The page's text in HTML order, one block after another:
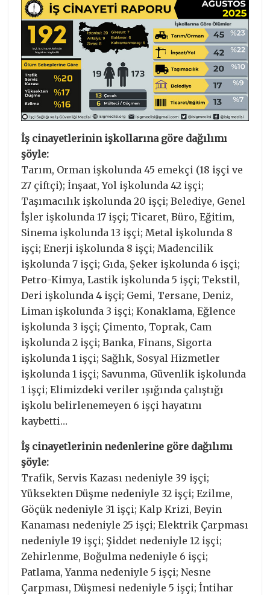
İş cinayetlerinin işkollarına göre dağılımı
şöyle:
Tarım, Orman işkolunda 45 emekçi (18 işçi ve
27 çiftçi); İnşaat, Yol işkolunda 42 işçi;
Taşımacılık işkolunda 20 işçi; Belediye, Genel
İşler işkolunda 17 işçi; Ticaret, Büro, Eğitim,
Sinema işkolunda 13 işçi; Metal işkolunda 8
işçi; Enerji işkolunda 8 işçi; Madencilik
işkolunda 7 işçi; Gıda, Şeker işkolunda 6 işçi;
Petro-Kimya, Lastik işkolunda 5 işçi; Tekstil,
Deri işkolunda 4 işçi; Gemi, Tersane, Deniz,
Liman işkolunda 3 işçi; Konaklama, Eğlence
işkolunda 3 işçi; Çimento, Toprak, Cam
işkolunda 2 işçi; Banka, Finans, Sigorta
işkolunda 1 işçi; Sağlık, Sosyal Hizmetler
işkolunda 1 işçi; Savunma, Güvenlik işkolunda
1 işçi; Elimizdeki veriler ışığında çalıştığı
işkolu belirlenemeyen 6 işçi hayatını
kaybetti…
İş cinayetlerinin nedenlerine göre dağılımı
şöyle:
Trafik, Servis Kazası nedeniyle 39 işçi;
Yüksekten Düşme nedeniyle 32 işçi; Ezilme,
Göçük nedeniyle 31 işçi; Kalp Krizi, Beyin
Kanaması nedeniyle 25 işçi; Elektrik Çarpması
nedeniyle 19 işçi; Şiddet nedeniyle 12 işçi;
Zehirlenme, Boğulma nedeniyle 6 işçi;
Patlama, Yanma nedeniyle 5 işçi; Nesne
Çarpması, Düşmesi nedeniyle 5 işçi; İntihar